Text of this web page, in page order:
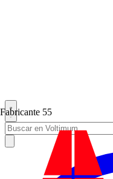
Fabricante 55